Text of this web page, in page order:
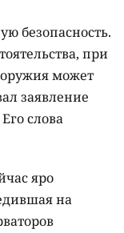
безопасность.
при
оружия может
заявление
слова
яро
на